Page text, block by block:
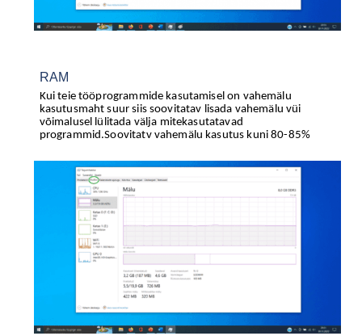
RAM
Kui teie tööprogrammide kasutamisel on vahemälu
kasutusmaht suur siis soovitatav lisada vahemälu vüi
võimalusel lülitada välja mitekasutatavad
programmid.Soovitatv vahemälu kasutus kuni 80-85%